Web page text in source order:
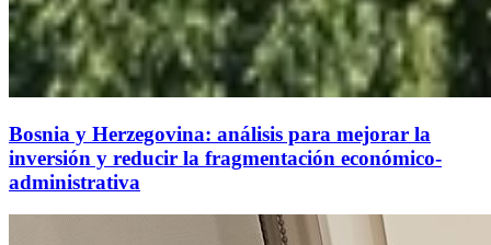
Bosnia y Herzegovina: análisis para mejorar la
inversión y reducir la fragmentación económico-
administrativa